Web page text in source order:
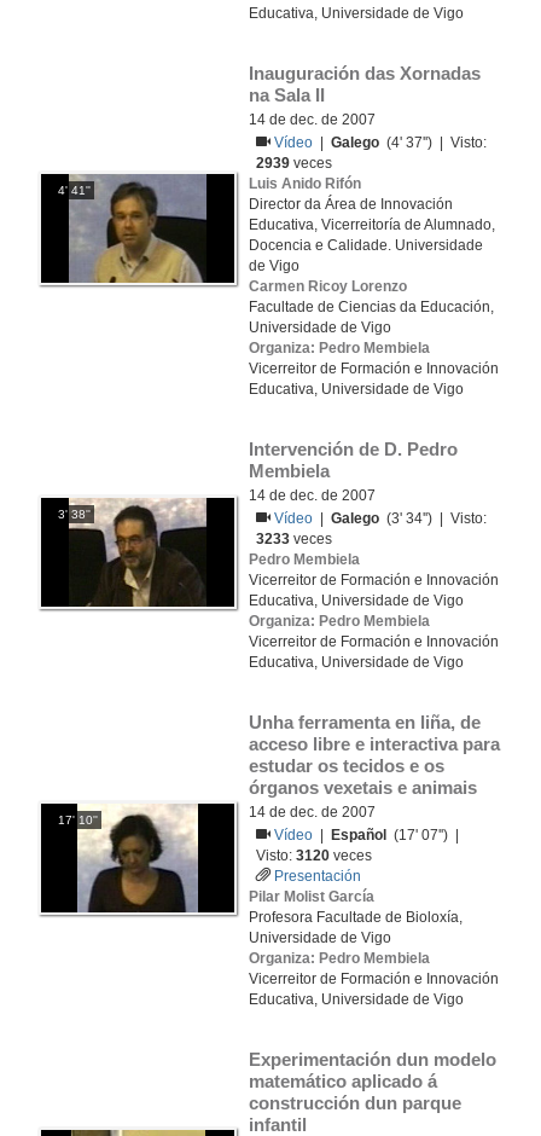
Educativa, Universidade de Vigo
4' 41''
Inauguración das Xornadas
na Sala II
14 de dec. de 2007
Vídeo
|Galego (4' 37'') | Visto:
2939 veces
Luis Anido Rifón
Director da Área de Innovación
Educativa, Vicerreitoría de Alumnado,
Docencia e Calidade. Universidade
de Vigo
Carmen Ricoy Lorenzo
Facultade de Ciencias da Educación,
Universidade de Vigo
Organiza: Pedro Membiela
Vicerreitor de Formación e Innovación
Educativa, Universidade de Vigo
3' 38''
Intervención de D. Pedro
Membiela
14 de dec. de 2007
Vídeo
|Galego (3' 34'') | Visto:
3233 veces
Pedro Membiela
Vicerreitor de Formación e Innovación
Educativa, Universidade de Vigo
Organiza: Pedro Membiela
Vicerreitor de Formación e Innovación
Educativa, Universidade de Vigo
17' 10''
Unha ferramenta en liña, de
acceso libre e interactiva para
estudar os tecidos e os
órganos vexetais e animais
14 de dec. de 2007
Vídeo
Español
(17' 07'') |
Visto:3120 veces
Presentación
Pilar Molist García
Profesora Facultade de Bioloxía,
Universidade de Vigo
Organiza: Pedro Membiela
Vicerreitor de Formación e Innovación
Educativa, Universidade de Vigo
Experimentación dun modelo
matemático aplicado á
construcción dun parque
infantil